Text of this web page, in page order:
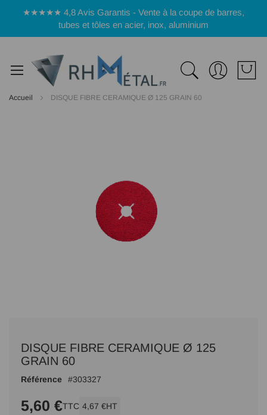
★★★★★ 4,8 Avis Garantis - Vente à la coupe de barres,
tubes et tôles en acier, inox, aluminium
Accueil DISQUE FIBRE CERAMIQUE Ø 125 GRAIN 60
début
Galerie
DISQUE FIBRE CERAMIQUE Ø 125
GRAIN 60
Référence 303327
5,60 €TTC 4,67 €HT